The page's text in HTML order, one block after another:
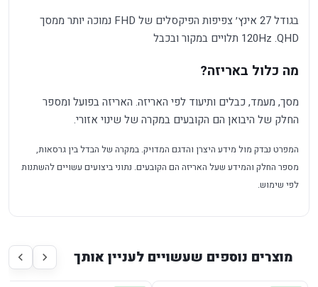
בגודל 27 אינץ׳ צפיפות הפיקסלים של FHD נמוכה יותר ממסך
QHD. ‏120Hz תלויים במקור ובכבל
מה כלול באריזה?
מסך, מעמד, כבלים ותיעוד לפי האריזה. האריזה בפועל ומספר
החלק של היבואן הם הקובעים במקרה של שינוי אזורי.
המפרט נבדק מול מידע היצרן והדגם המדויק. במקרה של הבדל בין גרסאות,
מספר החלק והמידע שעל האריזה הם הקובעים. נתוני ביצועים עשויים להשתנות
לפי שימוש.
מוצרים נוספים שעשויים לעניין אותך